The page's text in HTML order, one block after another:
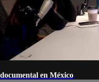
en México